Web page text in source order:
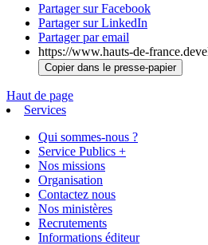
Partager sur Facebook
Partager sur LinkedIn
Partager par email
https://www.hauts-de-
Copier dans le presse-papier
Haut de page
Services
Qui sommes-nous ?
Service Publics +
Nos missions
Organisation
Contactez nous
Nos ministères
Recrutements
Informations éditeur